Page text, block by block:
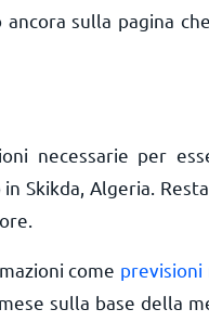
sulla pagina
necessarie per
Skikda, Algeria.
come
sulla base della